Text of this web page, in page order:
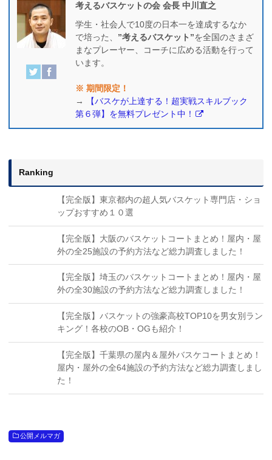
考えるバスケットの会 会長 中川直之
学生・社会人で10度の日本一を達成するなか
で培った、 ”考えるバスケット”を全国のさまざ
まなプレーヤー、コーチに広める活動を行って
います。
※ 期間限定！
→
【バスケが上達する！超実戦スキルブック
第６弾】を無料プレゼント中！
Ranking
【完全版】東京都内の超人気バスケット専門店・ショ
ップおすすめ１０選
【完全版】大阪のバスケットコートまとめ！屋内・屋
外の全25施設の予約方法など総力調査しました！
【完全版】埼玉のバスケットコートまとめ！屋内・屋
外の全30施設の予約方法など総力調査しました！
【完全版】バスケットの強豪高校TOP10を男女別ラン
キング！各校のOB・OGも紹介！
【完全版】千葉県の屋内＆屋外バスケコートまとめ！
屋内・屋外の全64施設の予約方法など総力調査しまし
た！
公開メルマガ